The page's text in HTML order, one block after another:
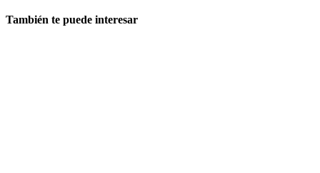
También te puede interesar